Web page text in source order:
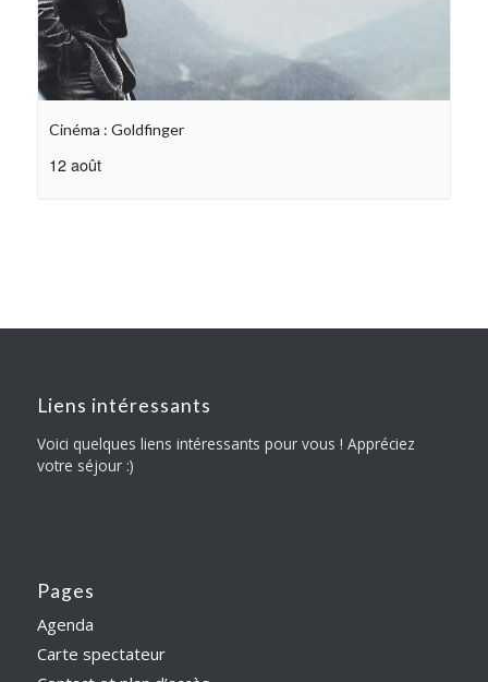
Cinéma : Goldfinger
12 août
Liens intéressants
Voici quelques liens intéressants pour vous ! Appréciez
votre séjour :)
Pages
Agenda
Carte spectateur